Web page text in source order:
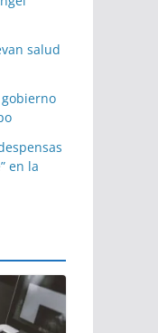
salud
en la